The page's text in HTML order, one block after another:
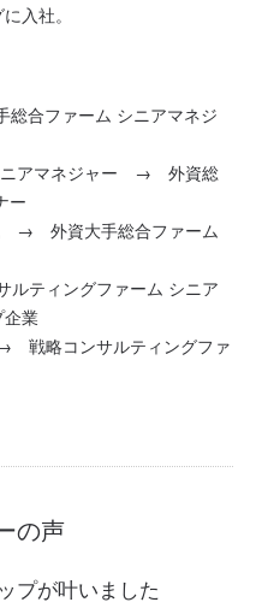
入社。
合ファーム シニアマネジ
ニアマネジャー → 外資総
ー
→ 外資大手総合ファーム
ルティングファーム シニア
業
戦略コンサルティングファ
の声
プが叶いました